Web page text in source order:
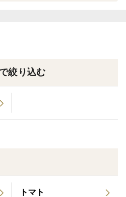
中心に少量多品種栽培をして
～700g位のものを収穫し出
絞り込む
トマト